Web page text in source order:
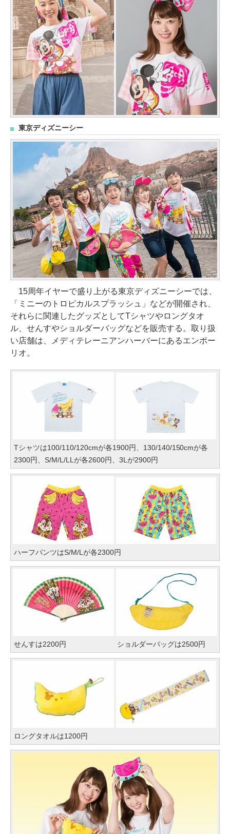
東京ディズニーシー
15周年イヤーで盛り上がる東京ディズニーシーでは、
「ミニーのトロピカルスプラッシュ」などが開催され、
それらに関連したグッズとしてTシャツやロングタオ
ル、せんすやショルダーバッグなどを販売する。取り扱
い店舗は、メディテレーニアンハーバーにあるエンポー
リオ。
Tシャツは100/110/120cmが各1900円、130/140/150cmが各
2300円、S/M/L/LLが各2600円、3Lが2900円
ハーフパンツはS/M/Lが各2300円
せんすは2200円 ショルダーバッグは2500円
ロングタオルは1200円